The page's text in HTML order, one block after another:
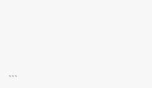
```